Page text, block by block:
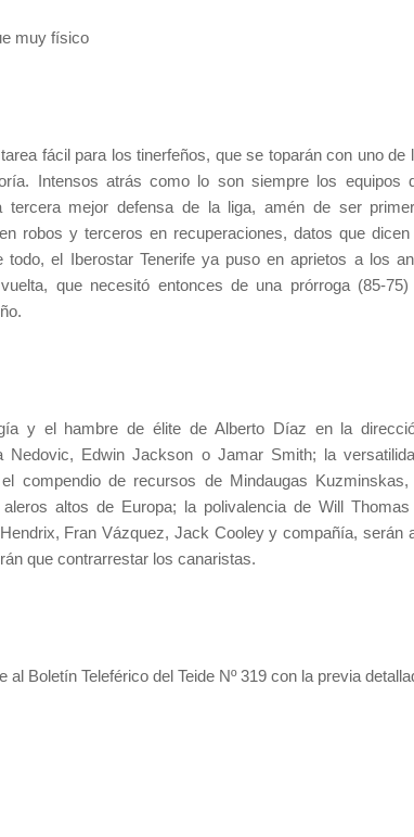
muy físico
fácil para los tinerfeños, que se toparán con uno
Intensos atrás como lo son siempre los equipos
tercera mejor defensa de la liga, amén de ser
robos y terceros en recuperaciones, datos que
todo, el Iberostar Tenerife ya puso en aprietos a los
que necesitó entonces de una prórroga (85-
y el hambre de élite de Alberto Díaz en la
Nedovic, Edwin Jackson o Jamar Smith; la
el compendio de recursos de Mindaugas
aleros altos de Europa; la polivalencia de Will
Fran Vázquez, Jack Cooley y compañía, serán
que contrarrestar los canaristas.
al Boletín Teleférico del Teide Nº 319 con la previa